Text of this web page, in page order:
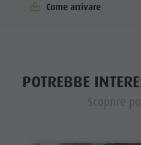
Come arrivare
POTREBBE
Scoprire